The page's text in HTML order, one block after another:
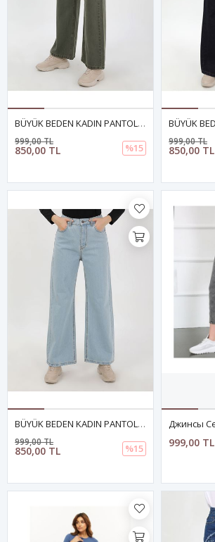
BÜYÜK BEDEN KADIN PANTOLON- YEŞİL
850,00 TL
999,00 TL
%15 850,00 TL
999,00 TL
BÜYÜK BEDEN KADIN PANTOLON- AÇIK MAVİ
850,00 TL
999,00 TL
%15 999,00 TL